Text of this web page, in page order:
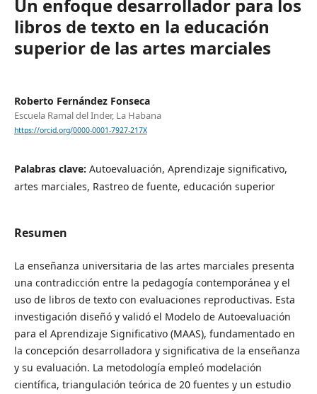
Un enfoque desarrollador para los
libros de texto en la educación
superior de las artes marciales
Roberto Fernández Fonseca
Escuela Ramal del Inder, La Habana
https://orcid.org/0000-0001-7927-217X
Palabras clave: Autoevaluación, Aprendizaje significativo,
artes marciales, Rastreo de fuente, educación superior
Resumen
La enseñanza universitaria de las artes marciales presenta
una contradicción entre la pedagogía contemporánea y el
uso de libros de texto con evaluaciones reproductivas. Esta
investigación diseñó y validó el Modelo de Autoevaluación
para el Aprendizaje Significativo (MAAS), fundamentado en
la concepción desarrolladora y significativa de la enseñanza
y su evaluación. La metodología empleó modelación
científica, triangulación teórica de 20 fuentes y un estudio